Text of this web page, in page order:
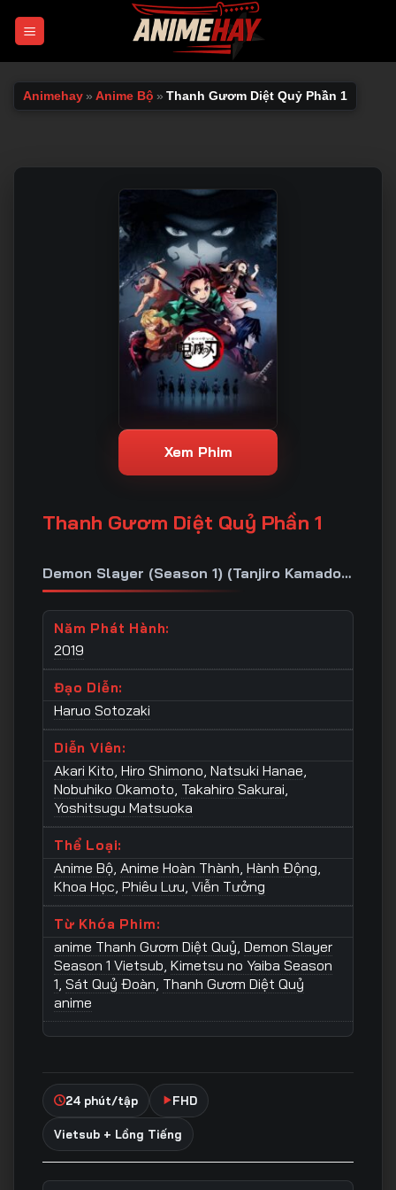
Animehay » Anime Bộ » Thanh Gươm Diệt Quỷ Phần 1
Xem Phim
Thanh Gươm Diệt Quỷ Phần 1
Demon Slayer (Season 1) (Tanjiro Kamado,
Unwavering Resolve Arc)
Năm Phát Hành:
2019
Đạo Diễn:
Haruo Sotozaki
Diễn Viên:
Akari Kito Hiro Shimono Natsuki Hanae
Nobuhiko Okamoto Takahiro Sakurai
Yoshitsugu Matsuoka
Thể Loại:
Anime Bộ Anime Hoàn Thành Hành Động
Khoa Học Phiêu Lưu Viễn Tưởng
Từ Khóa Phim:
anime Thanh Gươm Diệt Quỷ Demon Slayer
Season 1 Vietsub Kimetsu no Yaiba Season
1 Sát Quỷ Đoàn Thanh Gươm Diệt Quỷ
anime
24 phút/tập FHD
Vietsub + Lồng Tiếng